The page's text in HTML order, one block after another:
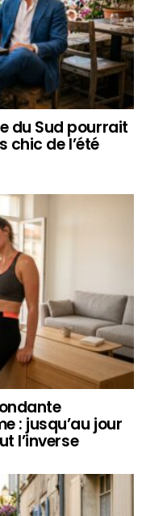
du Sud pourrait
chic de l’été
: jusqu’au jour
l’inverse